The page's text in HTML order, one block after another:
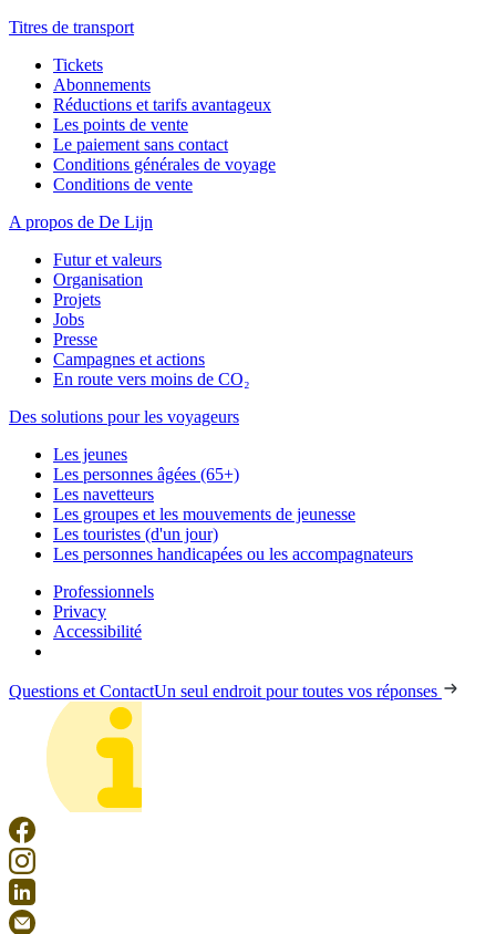
Titres de transport
Tickets
Abonnements
Réductions et tarifs avantageux
Les points de vente
Le paiement sans contact
Conditions générales de voyage
Conditions de vente
A propos de De Lijn
Futur et valeurs
Organisation
Projets
Jobs
Presse
Campagnes et actions
En route vers moins de CO₂
Des solutions pour les voyageurs
Les jeunes
Les personnes âgées (65+)
Les navetteurs
Les groupes et les mouvements de jeunesse
Les touristes (d'un jour)
Les personnes handicapées ou les accompagnateurs
Professionnels
Privacy
Accessibilité
Questions et ContactUn seul endroit pour toutes vos réponses